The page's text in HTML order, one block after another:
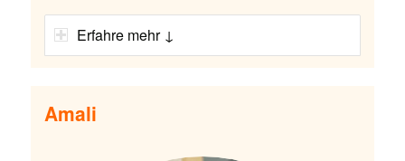
Erfahre mehr ↓
Amali